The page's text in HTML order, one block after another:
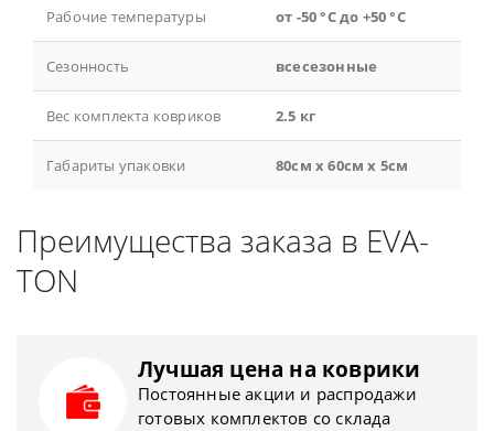
Рабочие температуры от -50 °С до +50 °С
Сезонность всесезонные
Вес комплекта ковриков 2.5 кг
Габариты упаковки 80см x 60см x 5см
Преимущества заказа в EVA-
TON
Лучшая цена на коврики
Постоянные акции и распродажи
готовых комплектов со склада